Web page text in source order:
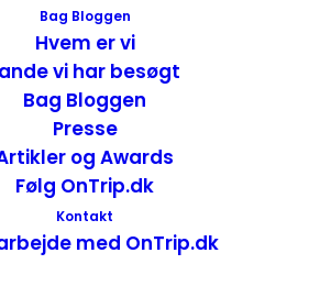
Bag Bloggen
Hvem er vi
vi har besøgt
Bag Bloggen
Presse
og Awards
Følg OnTrip.dk
Kontakt
med OnTrip.dk